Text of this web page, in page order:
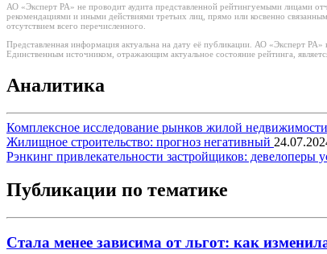
АО «Эксперт РА» не проводит аудита представленной рейтингуемыми лицами
рекомендациями и иными действиями третьих лиц, прямо или косвенно
отсутствием всего перечисленного.
Представленная информация актуальна на дату её публикации. АО «Эксперт
Единственным источником, отражающим актуальное состояние рейтинга,
Аналитика
Комплексное исследование рынков жилой
Жилищное строительство: прогноз негативный
Рэнкинг привлекательности застройщиков:
Публикации по тематике
Стала менее зависима от льгот: как